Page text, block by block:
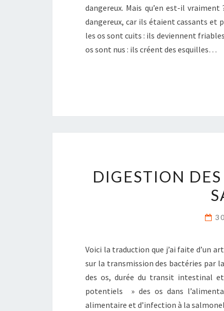
dangereux. Mais qu’en est-il
dangereux, car ils étaient cassants et
les os sont cuits : ils deviennent
os sont nus : ils créent des esquilles…
DIGESTION
Voici la traduction que j’ai faite d’un
sur la transmission des bactéries par
des os, durée du transit intestinal
potentiels » des os dans
alimentaire et d’infection à la